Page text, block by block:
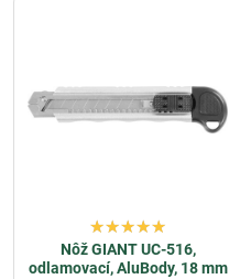
Nôž GIANT UC-516,
odlamovací, AluBody, 18 mm